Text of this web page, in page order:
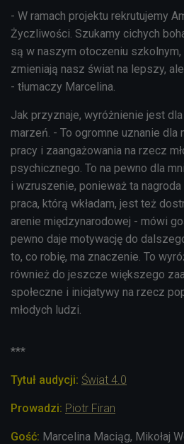
- W ramach projektu rekrutujemy
Życzliwości. Szukamy cichych
są w naszym otoczeniu
zmieniają nasz świat na lepszy,
- tłumaczy Marcelina.
Jak przyznaje, wyróżnienie jest
marzeń. - To ogromne uznanie dla
pracy i zaangażowania na rzecz
psychicznego. To na pewno dla
i wzruszenie, ponieważ ta nagroda
praca, którą wkładam, jest też
arenie międzynarodowej - mówi
pewno daje motywację do
to, co robię, ma znaczenie. To
również do jeszcze większego
społeczne i inicjatywy na rzecz
młodych ludzi.
***
Tytuł audycji: Świat 4.0
Prowadzi: Piotr Firan
Gość: Marcelina Maciąg, Mikołaj